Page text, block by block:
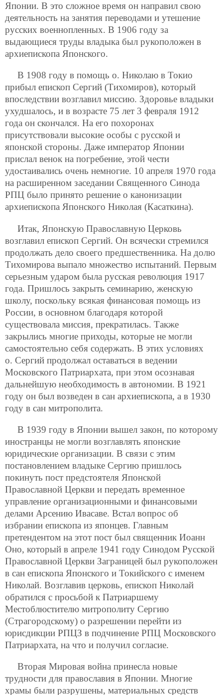
Японии. В это сложное время он направил свою
деятельность на занятия переводами и утешение
русских военнопленных. В 1906 году за
выдающиеся труды владыка был рукоположен в
архиепископа Японского.
В 1908 году в помощь о. Николаю в Токио
прибыл епископ Сергий (Тихомиров), который
впоследствии возглавил миссию. Здоровье владыки
ухудшалось, и в возрасте 75 лет 3 февраля 1912
года он скончался. На его похоронах
присутствовали высокие особы с русской и
японской стороны. Даже император Японии
прислал венок на погребение, этой чести
удостаивались очень немногие. 10 апреля 1970 года
на расширенном заседании Священного Синода
РПЦ было принято решение о канонизации
архиепископа Японского Николая (Касаткина).
Итак, Японскую Православную Церковь
возглавил епископ Сергий. Он всячески стремился
продолжать дело своего предшественника. На долю
Тихомирова выпало множество испытаний. Первым
серьезным ударом была русская революция 1917
года. Пришлось закрыть семинарию, женскую
школу, поскольку всякая финансовая помощь из
России, в основном благодаря которой
существовала миссия, прекратилась. Также
закрылись многие приходы, которые не могли
самостоятельно себя содержать. В этих условиях
о. Сергий продолжал оставаться в ведении
Московского Патриархата, при этом осознавая
дальнейшую необходимость в автономии. В 1921
году он был возведен в сан архиепископа, а в 1930
году в сан митрополита.
В 1939 году в Японии вышел закон, по которому
иностранцы не могли возглавлять японские
юридические организации. В связи с этим
постановлением владыке Сергию пришлось
покинуть пост предстоятеля Японской
Православной Церкви и передать временное
управление организационными и финансовыми
делами Арсению Ивасаве. Встал вопрос об
избрании епископа из японцев. Главным
претендентом на этот пост был священник Иоанн
Оно, который в апреле 1941 году Синодом Русской
Православной Церкви Заграницей был рукоположен
в сан епископа Японского и Токийского с именем
Николай. Возглавив церковь, епископ Николай
обратился с просьбой к Патриаршему
Местоблюстителю митрополиту Сергию
(Страгородскому) о разрешении перейти из
юрисдикции РПЦЗ в подчинение РПЦ Московского
Патриархата, на что и получил согласие.
Вторая Мировая война принесла новые
трудности для православия в Японии. Многие
храмы были разрушены, материальных средств